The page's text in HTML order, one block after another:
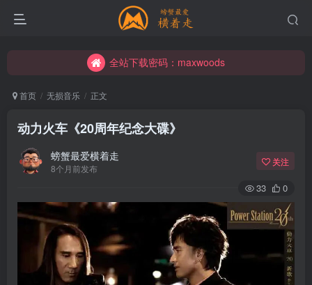
全站下载密码：maxwoods
全站下载密码：maxwoods
首页 无损音乐 正文
动力火车《20周年纪念大碟》
螃蟹最爱横着走
8个月前发布
关注
33 0